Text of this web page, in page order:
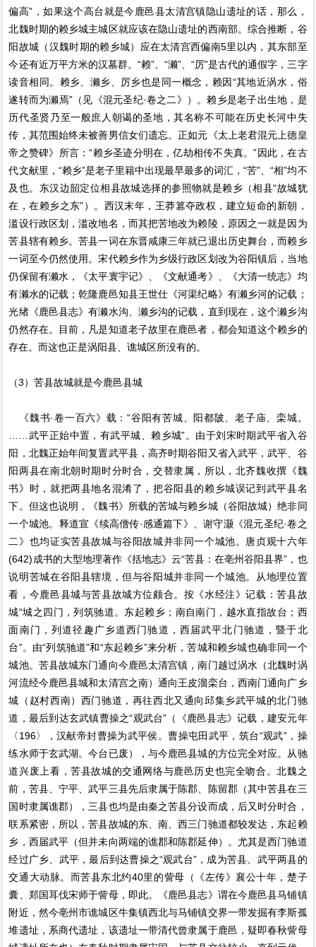
偏高”，如果这个高台就是今鹿邑县太清宫镇隐山遗址的话，那么，
北魏时期的赖乡城主城区就应该在隐山遗址的西南部。综合推断，谷
阳故城（汉魏时期的赖乡城）应在太清宫西偏南5里以内，其东部至
今还有近万平方米的汉墓群。“赖”、“濑”、“厉”是古代的通假字，三字
读音相同。赖乡、濑乡、厉乡也是同一概念，赖因“其地近涡水，俗
遂转而为濑焉”（见《混元圣纪·卷之二》）。赖乡是老子出生地，是
历代圣贤乃至一般庶人朝谒的圣地，其名称不可能在历史长河中失
传，其范围始终未被善男信女们遗忘。正如元《太上老君混元上德皇
帝之赞碑》所言：“赖乡圣迹分明在，亿劫相传不失真。”因此，在古
代文献里，“赖乡”是老子里籍中出现最早最多的词汇，“苦”、“相”均不
及也。东汉边韶定位相县故城选择的参照物就是赖乡（相县“故城犹
在，在赖乡之东”）。西汉末年，王莽篡夺政权，建立短命的新朝，
滥设行政区划，滥改地名，而其把苦地改为赖陵，原因之一就是因为
苦县辖有赖乡。苦县一词在东晋咸康三年就已退出历史舞台，而赖乡
一词至今仍然使用。宋代赖乡作为乡级行政区划改为谷阳镇后，当地
仍保留有濑水，《太平寰宇记》、《文献通考》、《大清一统志》均
有濑水的记载；乾隆鹿邑知县王世仕《河渠纪略》有濑乡河的记载；
光绪《鹿邑县志》有濑水沟、濑乡沟的记载，直到现在，这个濑乡沟
仍然存在。目前，凡是知道老子故里在鹿邑者，都会知道这个赖乡的
存在。而这也正是涡阳县、谯城区所没有的。
（3）苦县故城就是今鹿邑县城
《魏书·卷一百六》载：“谷阳有苦城、阳都陂、老子庙、栾城。
……武平正始中置，有武平城、赖乡城”。由于刘宋时期武平省入谷
阳，北魏正始年间复置武平县，高齐时期谷阳又省入武平，武平、谷
阳两县在南北朝时期时分时合，交替隶属，所以，北齐魏收撰《魏
书》时，就把两县地名混淆了，把谷阳县的赖乡城误记到武平县名
下。但这也说明，《魏书》所载的苦城与赖乡城（谷阳故城）绝非同
一个城池。释道宣《续高僧传·感通篇下》、谢守灏《混元圣纪·卷之
二》也均证实苦县故城与谷阳故城并非同一个城池。唐贞观十六年
(642)成书的大型地理著作《括地志》云“苦县：在亳州谷阳县界”，也
说明苦城在谷阳县辖境，但与谷阳城并非同一个城池。从地理位置
看，今鹿邑县城与苦县故城方位颇合。按《水经注》记载：苦县故
城“城之四门，列筑驰道。东起赖乡；南自南门，越水直指故台；西
面南门，列道径趣广乡道西门驰道，西届武平北门驰道，暨于北
台”。由“列筑驰道”和“东起赖乡”来分析，苦城和赖乡城也确非同一个
城池。苦县故城东门通向今鹿邑太清宫镇，南门越过涡水（北魏时涡
河流经今鹿邑县城和太清宫之南）通向王皮溜栾台，西南门通向广乡
城（赵村西南）西门驰道，再往西北又通向邱集乡武平城的北门驰
道，最后到达玄武镇曹操之“观武台”（《鹿邑县志》记载，建安元年
〈196〉，汉献帝封曹操为武平侯。曹操屯田武平，筑台“观武”，操
练水师于玄武湖。今台已废），与今鹿邑县城的方位完全对应。从驰
道兴废上看，苦县故城的交通网络与鹿邑历史也完全吻合。北魏之
前，苦县、宁平、武平三县先后隶属于陈郡、陈留郡（其中苦县在三
国时隶属谯郡），三县也均是由秦之苦县分设而成，后又时分时合，
联系紧密，所以，苦县故城的东、南、西三门驰道都较发达，东起赖
乡，西届武平（但并未向两端的谯郡和陈郡延伸）。尤其是西门驰道
经过广乡、武平，最后到达曹操之“观武台”，成为苦县、武平两县的
交通大动脉。而苦县东北约40里的訾母（《左传》襄公十年，楚子
囊、郑国耳伐宋师于訾母，即此。《鹿邑县志》谓在今鹿邑县马铺镇
附近，然今亳州市谯城区牛集镇西北与马铺镇交界一带发掘有李斯孤
堆遗址，系商代遗址，该遗址一带清代曾隶属于鹿邑，疑即春秋訾母